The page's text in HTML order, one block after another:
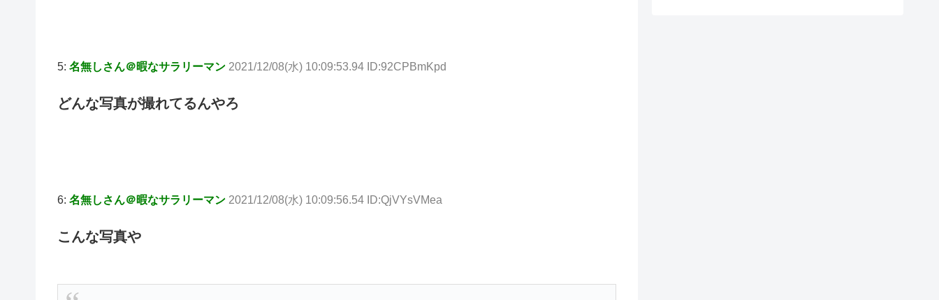
5: 名無しさん＠暇なサラリーマン 2021/12/08(水) 10:09:53.94 ID:92CPBmKpd
どんな写真が撮れてるんやろ
6: 名無しさん＠暇なサラリーマン 2021/12/08(水) 10:09:56.54 ID:QjVYsVMea
こんな写真や